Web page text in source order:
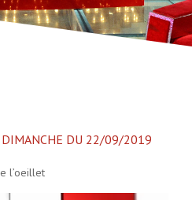
DIMANCHE DU 22/09/2019
l’oeillet